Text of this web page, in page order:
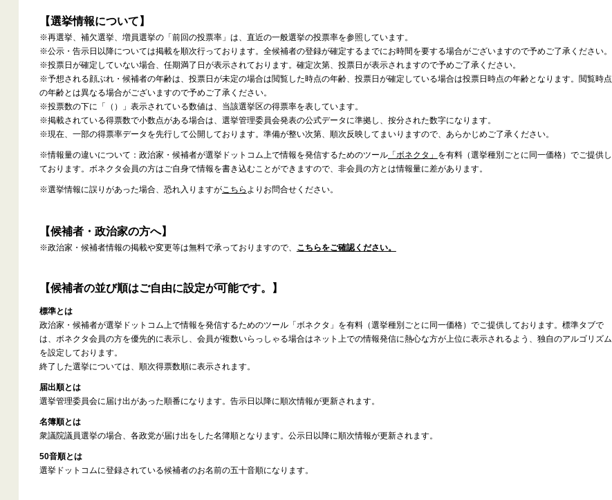
【選挙情報について】
※再選挙、補欠選挙、増員選挙の「前回の投票率」は、直近の一般選挙の投票率を参照しています。
※公示・告示日以降については掲載を順次行っております。全候補者の登録が確定するまでにお時間を要する場合がございますので予めご了承ください。
※投票日が確定していない場合、任期満了日が表示されております。確定次第、投票日が表示されますので予めご了承ください。
※予想される顔ぶれ・候補者の年齢は、投票日が未定の場合は閲覧した時点の年齢、投票日が確定している場合は投票日時点の年齢となります。閲覧時点
の年齢とは異なる場合がございますので予めご了承ください。
※投票数の下に「（）」表示されている数値は、当該選挙区の得票率を表しています。
※掲載されている得票数で小数点がある場合は、選挙管理委員会発表の公式データに準拠し、按分された数字になります。
※現在、一部の得票率データを先行して公開しております。準備が整い次第、順次反映してまいりますので、あらかじめご了承ください。
※情報量の違いについて：政治家・候補者が選挙ドットコム上で情報を発信するためのツール「ボネクタ」 を有料（選挙種別ごとに同一価格）でご提供し
ております。ボネクタ会員の方はご自身で情報を書き込むことができますので、非会員の方とは情報量に差があります。
※選挙情報に誤りがあった場合、恐れ入りますがこちら よりお問合せください。
【候補者・政治家の方へ】
※政治家・候補者情報の掲載や変更等は無料で承っておりますので、 こちらをご確認ください。
【候補者の並び順はご自由に設定が可能です。】
標準とは
政治家・候補者が選挙ドットコム上で情報を発信するためのツール「ボネクタ」を有料（選挙種別ごとに同一価格）でご提供しております。標準タブで
は、ボネクタ会員の方を優先的に表示し、会員が複数いらっしゃる場合はネット上での情報発信に熱心な方が上位に表示されるよう、独自のアルゴリズム
を設定しております。
終了した選挙については、順次得票数順に表示されます。
届出順とは
選挙管理委員会に届け出があった順番になります。告示日以降に順次情報が更新されます。
名簿順とは
衆議院議員選挙の場合、各政党が届け出をした名簿順となります。公示日以降に順次情報が更新されます。
50音順とは
選挙ドットコムに登録されている候補者のお名前の五十音順になります。